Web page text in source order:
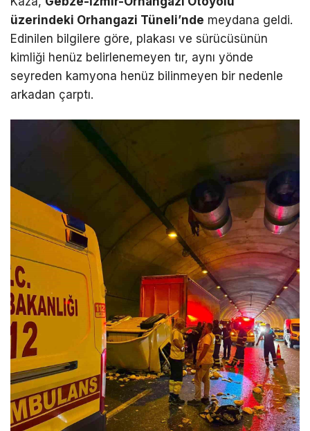
üzerindeki Orhangazi Tüneli’nde meydana geldi.
Edinilen bilgilere göre, plakası ve sürücüsünün
kimliği henüz belirlenemeyen tır, aynı yönde
seyreden kamyona henüz bilinmeyen bir nedenle
arkadan çarptı.